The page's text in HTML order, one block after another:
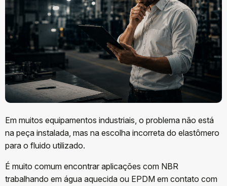
Em muitos equipamentos industriais, o problema não está
na peça instalada, mas na escolha incorreta do elastômero
para o fluido utilizado.
É muito comum encontrar aplicações com NBR
trabalhando em água aquecida ou EPDM em contato com